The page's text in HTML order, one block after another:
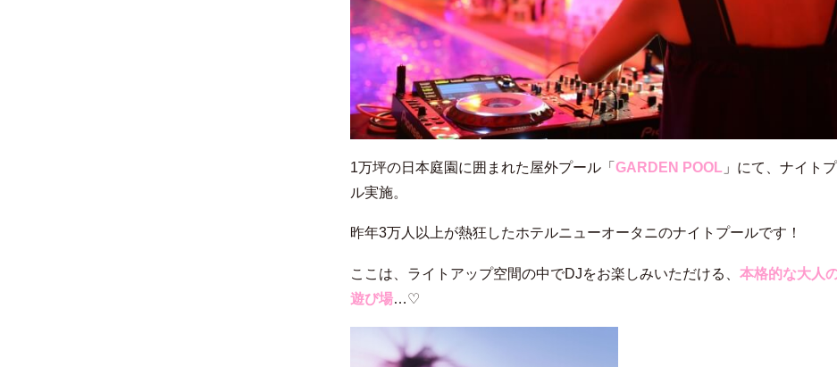
1万坪の日本庭園に囲まれた屋外プール「 GARDEN POOL 」にて、ナイト
ル実施。
昨年3万人以上が熱狂したホテルニューオータニのナイトプールです！
ここは、ライトアップ空間の中でDJをお楽しみいただける、 本格的な大人
遊び場…♡